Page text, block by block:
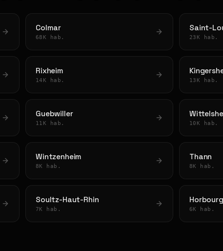
Colmar
68K hab.
Saint-
23K hab.
Rixheim
14K hab. 13K hab.
Guebwiller
11K hab. 10K hab.
Wintzenheim
8K hab.
Thann
8K hab.
Soultz-Haut-Rhin
7K hab. 6K hab.